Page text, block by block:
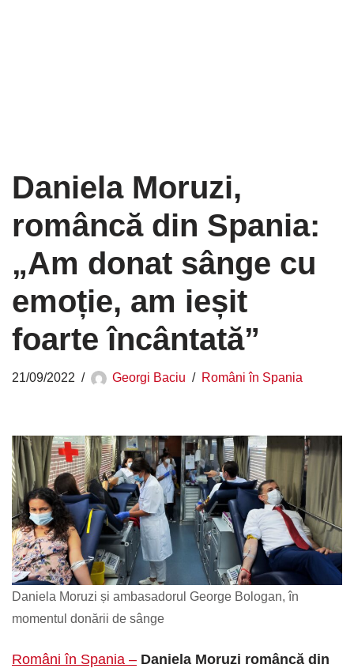
Daniela Moruzi,
româncă din Spania:
„Am donat sânge cu
emoție, am ieșit
foarte încântată”
21/09/2022 Georgi Baciu Români în Spania
Daniela Moruzi și ambasadorul George Bologan, în
momentul donării de sânge
Români în Spania – Daniela Moruzi româncă din